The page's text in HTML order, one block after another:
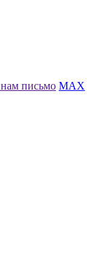
письмо MAX